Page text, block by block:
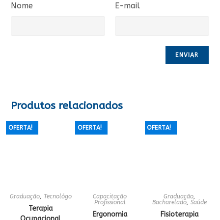
Nome E-mail
Produtos relacionados
OFERTA!
Graduação, Tecnológo
Terapia
OFERTA!
Capacitação
Profissional
Ergonomia
OFERTA!
Graduação,
Bacharelado, Saúde
Fisioterapia